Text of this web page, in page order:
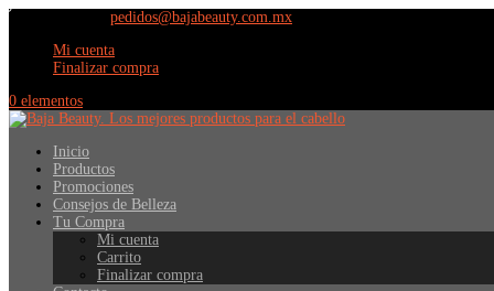
(664) 609 9798 pedidos@bajabeauty.com.mx
Mi cuenta
Finalizar compra
0 elementos
Inicio
Productos
Promociones
Consejos de Belleza
Tu Compra
Mi cuenta
Carrito
Finalizar compra